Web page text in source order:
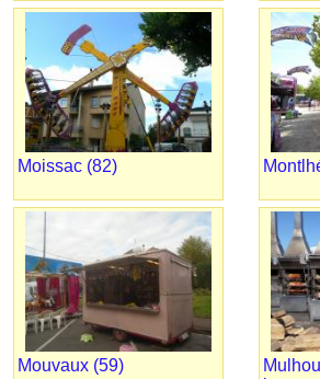
Moissac (82)
Mouvaux (59)